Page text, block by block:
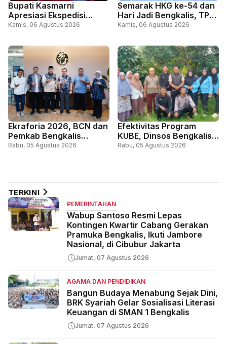
Bupati Kasmarni
Apresiasi Ekspedisi
Merah Putih Presisi,
Masyarakat Perbatasan
Kamis, 06 Agustus 2026
Semarak HKG ke-54 dan
Hari Jadi Bengkalis, TP
PKK Bengkalis Gelar
Melayu
Kamis, 06 Agustus 2026
Ekraforia 2026, BCN dan
Pemkab Bengkalis
Gandeng Kemenko PM
Rabu, 05 Agustus 2026
Efektivitas Program
KUBE, Dinsos Bengkalis
Perkuat Pemberdayaan
Rabu, 05 Agustus 2026
TERKINI
PEMERINTAHAN
Wabup Santoso Resmi Lepas
Kontingen Kwartir Cabang Gerakan
Pramuka Bengkalis, Ikuti Jambore
Nasional, di Cibubur Jakarta
Jumat, 07 Agustus 2026
AGAMA DAN PENDIDIKAN
Bangun Budaya Menabung Sejak Dini,
BRK Syariah Gelar Sosialisasi Literasi
Keuangan di SMAN 1 Bengkalis
Jumat, 07 Agustus 2026